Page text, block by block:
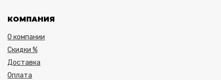
КОМПАНИЯ
О компании
Скидки %
Доставка
Оплата